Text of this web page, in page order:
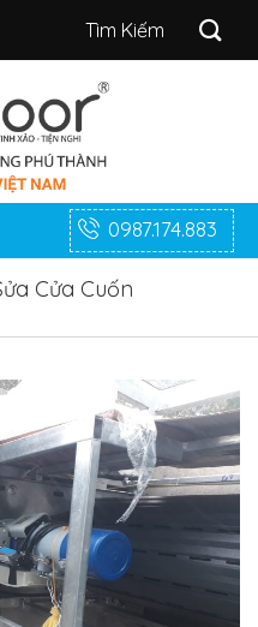
Tìm
0987.174.883
Cửa Cuốn